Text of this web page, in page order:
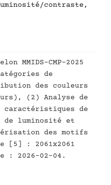
contraste,
MMIDS-CMP-2025
de
des couleurs
(2) Analyse de
de
de luminosité et
des motifs
[5] : 2061x2061
: 2026-02-04.